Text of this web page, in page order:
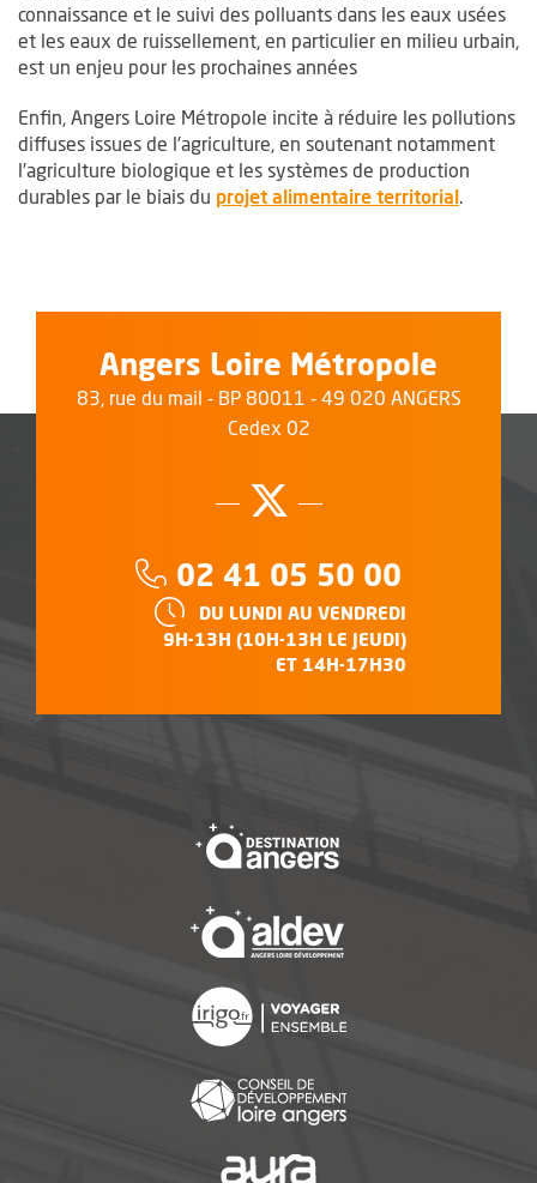
connaissance et le suivi des polluants dans les eaux usées
et les eaux de ruissellement, en particulier en milieu urbain,
est un enjeu pour les prochaines années
Enfin, Angers Loire Métropole incite à réduire les pollutions
diffuses issues de l’agriculture, en soutenant notamment
l'agriculture biologique et les systèmes de production
durables par le biais du projet alimentaire territorial
Angers Loire Métropole
83, rue du mail - BP 80011 - 49 020 ANGERS
Cedex 02
Suivez-nous
, Ouvre une
Téléphone :
02 41 05 50 00
HORAIRES :
DU LUNDI AU VENDREDI
9H-13H (10H-13H LE JEUDI)
ET 14H-17H30